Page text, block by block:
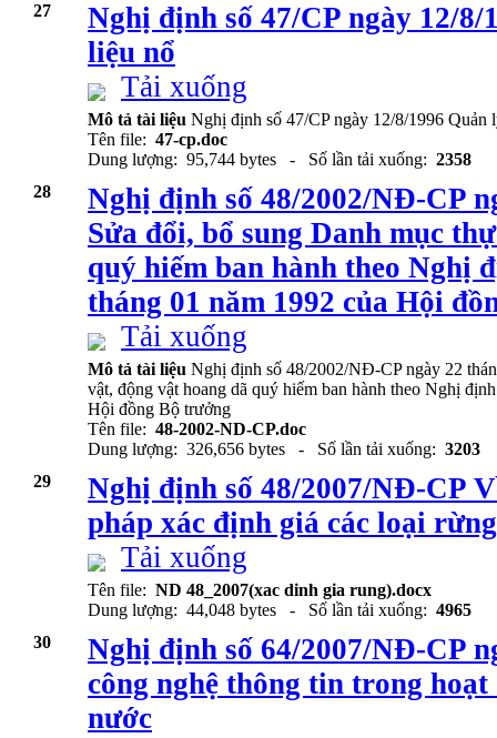
27
Nghị định số 47/CP ngày 12/
liệu nổ
Tải xuống
Mô tả tài liệu Nghị định số 47/CP ngày 12/8/1996 Quản
Tên file: 47-cp.doc
Dung lượng: 95,744 bytes - Số lần tải xuống: 2358
28
Nghị định số 48/2002/NĐ-CP
Sửa đổi, bổ sung Danh mục
quý hiếm ban hành theo Nghị
tháng 01 năm 1992 của Hội
Tải xuống
Mô tả tài liệu Nghị định số 48/2002/NĐ-CP ngày 22
vật, động vật hoang dã quý hiếm ban hành theo Nghị
Hội đồng Bộ trưởng
Tên file: 48-2002-ND-CP.doc
Dung lượng: 326,656 bytes - Số lần tải xuống: 3203
29
Nghị định số 48/2007/NĐ-CP
pháp xác định giá các loại rừng
Tải xuống
Tên file: ND 48_2007(xac dinh gia rung).docx
Dung lượng: 44,048 bytes - Số lần tải xuống: 4965
30
Nghị định số 64/2007/NĐ-CP
công nghệ thông tin trong
nước